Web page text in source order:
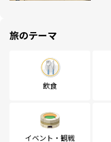
旅のテーマ
飲食
イベント・観戦